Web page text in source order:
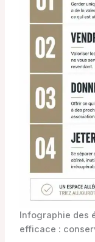
Infographie des
efficace :